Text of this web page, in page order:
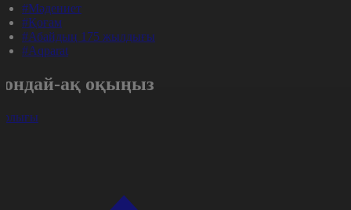
#Мәдениет
#Қоғам
#Абайдың 175 жылдығы
#Aqparat
ақ оқыңыз